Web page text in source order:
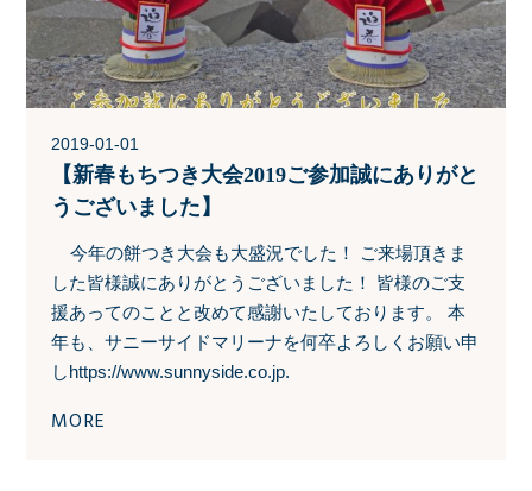
2019-01-01
【新春もちつき大会2019ご参加誠にありがと
うございました】
今年の餅つき大会も大盛況でした！ ご来場頂きま
した皆様誠にありがとうございました！ 皆様のご支
援あってのことと改めて感謝いたしております。 本
年も、サニーサイドマリーナを何卒よろしくお願い申
しhttps://www.sunnyside.co.jp.
MORE